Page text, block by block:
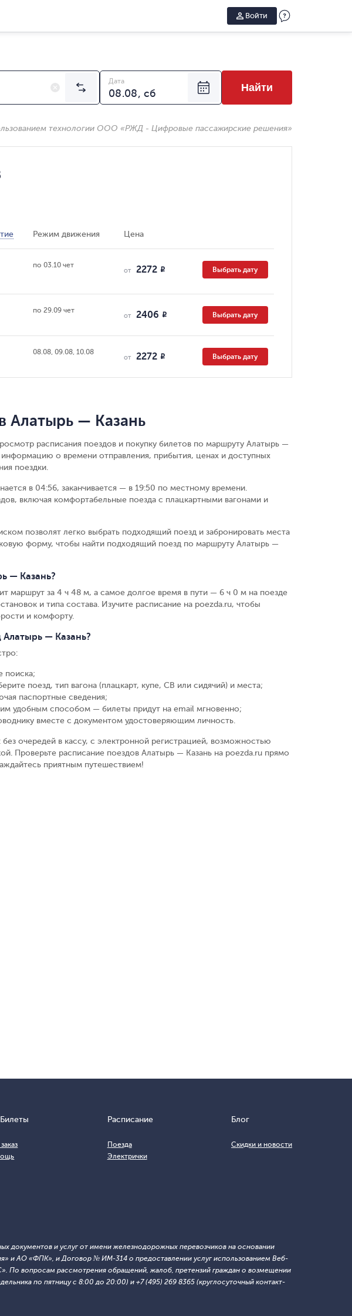
Войти
Дата
Найти
технологии ООО «РЖД - Цифровые пассажирские решения»
Режим движения Цена
по 03.10 чет
от 2272 R Выбрать дату
по 29.09 чет
от 2406 R Выбрать дату
08.08, 09.08, 10.08
от 2272 R Выбрать дату
Алатырь — Казань
расписания поездов и покупку билетов по маршруту Алатырь —
информацию о времени отправления, прибытия, ценах и доступных
поездки.
в 04:56, заканчивается — в 19:50 по местному времени.
включая комфортабельные поезда с плацкартными вагонами и
позволят легко выбрать подходящий поезд и забронировать места
форму, чтобы найти подходящий поезд по маршруту Алатырь —
— Казань?
маршрут за 4 ч 48 м, а самое долгое время в пути — 6 ч 0 м на поезде
и типа состава. Изучите расписание на poezda.ru, чтобы
и комфорту.
— Казань?
:
поиска;
поезд, тип вагона (плацкарт, купе, СВ или сидячий) и места;
паспортные сведения;
удобным способом — билеты придут на email мгновенно;
вместе с документом удостоверяющим личность.
очередей в кассу, с электронной регистрацией, возможностью
Проверьте расписание поездов Алатырь — Казань на poezda.ru прямо
приятным путешествием!
Расписание
Поезда
Электрички
Блог
Скидки и новости
документов и услуг от имени железнодорожных перевозчиков на основании
и АО «ФПК», и Договор № ИМ-314 о предоставлении услуг использованием Веб-
вопросам рассмотрения обращений, жалоб, претензий граждан о возмещении
по пятницу с 8:00 до 20:00) и +7 (495) 269 8365 (круглосуточный контакт-